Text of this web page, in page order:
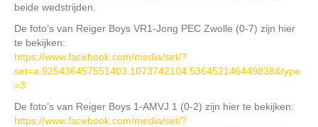
beide wedstrijden.
De foto’s van Reiger Boys VR1-Jong PEC Zwolle (0-7) zijn hier
te bekijken:
https://www.facebook.com/media/set/?
set=a.925436457551403.1073742104.536452146449838&type
=3
De foto’s van Reiger Boys 1-AMVJ 1 (0-2) zijn hier te bekijken:
https://www.facebook.com/media/set/?